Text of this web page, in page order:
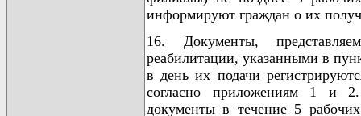
информируют граждан о их
16. Документы,
реабилитации, указанными в
в день их подачи
согласно приложениям 1 и 2.
документы в течение 5